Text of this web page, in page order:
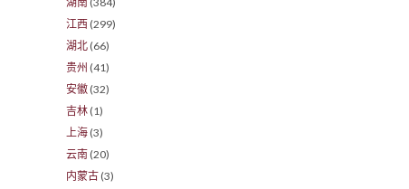
江西 (299)
湖北 (66)
贵州 (41)
安徽 (32)
吉林 (1)
上海 (3)
云南 (20)
内蒙古 (3)